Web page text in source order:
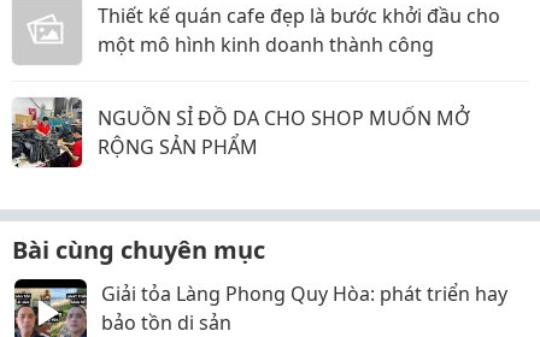
Thiết kế quán cafe đẹp là bước khởi đầu cho
một mô hình kinh doanh thành công
NGUỒN SỈ ĐỒ DA CHO SHOP MUỐN MỞ
RỘNG SẢN PHẨM
Bài cùng chuyên mục
Giải tỏa Làng Phong Quy Hòa: phát triển hay
bảo tồn di sản